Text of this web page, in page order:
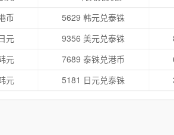
币
5629 韩元兑泰铢
元
9356 美元兑泰铢
元
7689 泰铢兑港币
元
5181 日元兑泰铢